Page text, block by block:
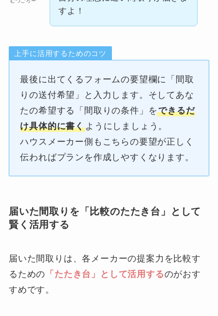
すよ！
上手に活用するためのコツ
最後に出てくるフォームの要望欄に「間取
りの送付希望」と入力します。そしてあな
たの希望する「間取りの条件」をできるだ
け具体的に書くようにしましょう。
ハウスメーカー側もこちらの要望が正しく
伝わればプランを作成しやすくなります。
届いた間取りを「比較のたたき台」として
賢く活用する
届いた間取りは、各メーカーの提案力を比較す
るための 「たたき台」として活用するのがおす
すめです。